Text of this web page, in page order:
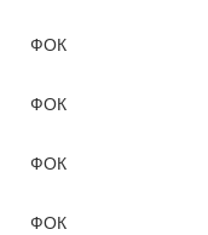
ФОК
ФОК
ФОК
ФОК